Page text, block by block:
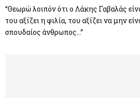
“Θεωρώ λοιπόν ότι ο Λάκης Γαβαλάς
του αξίζει η φιλία, του αξίζει να μην
σπουδαίος άνθρωπος…”